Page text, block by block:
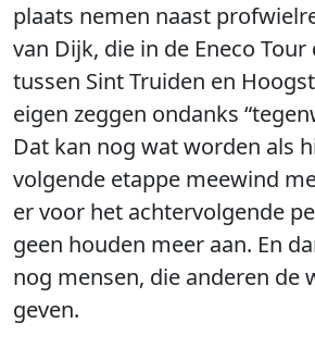
plaats nemen naast
van Dijk, die in de Eneco Tour
tussen Sint Truiden en
eigen zeggen ondanks
Dat kan nog wat worden als
volgende etappe meewind
er voor het achtervolgende
geen houden meer aan. En
nog mensen, die anderen de
geven.